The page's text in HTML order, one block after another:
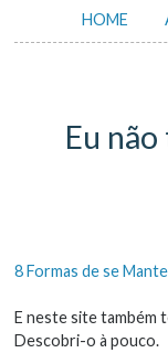
HOME
Eu
8 Formas de se
E neste site também
Descobri-o à pouco.